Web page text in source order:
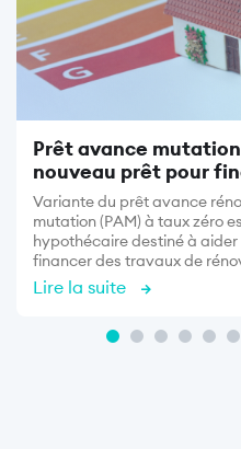
Prêt avance
nouveau prêt pour
Variante du prêt avance
mutation (PAM) à taux zéro
hypothécaire destiné à
financer des travaux de
Lire la suite